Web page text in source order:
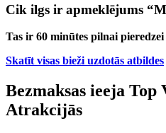
Cik ilgs ir apmeklējums
Tas ir 60 minūtes pilnai pieredzei
Skatīt visas bieži uzdotās atbildes
Bezmaksas ieeja Top
Atrakcijās